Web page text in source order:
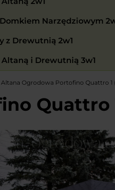
Narzędziowym
z Drewutnią 2w1
i Drewutnią 3w1
Altana Ogrodowa Portofino Quattro 1
Quattro